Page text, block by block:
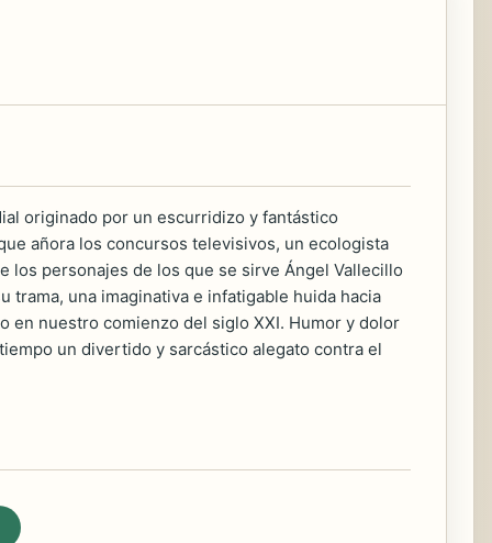
originado por un escurridizo y fantástico
añora los concursos televisivos, un ecologista
los personajes de los que se sirve Ángel Vallecillo
trama, una imaginativa e infatigable huida hacia
en nuestro comienzo del siglo XXI. Humor y dolor
un divertido y sarcástico alegato contra el